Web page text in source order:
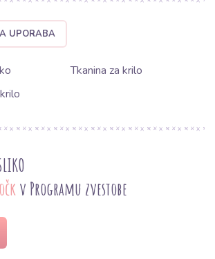
UPORABA
Tkanina za krilo
v Programu zvestobe